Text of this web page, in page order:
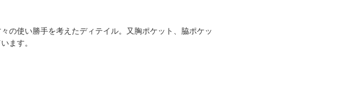
の使い勝手を考えたディテイル。又胸ポケット、脇ポケッ
ます。